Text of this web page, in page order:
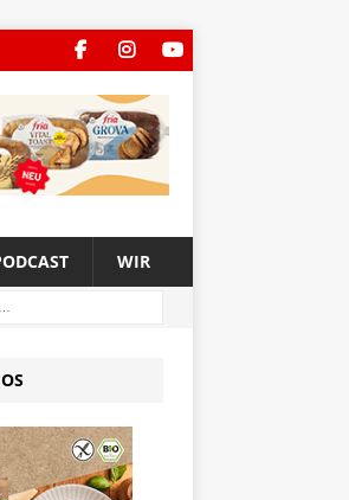
WIR